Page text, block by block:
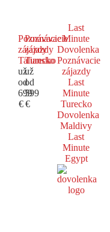
Poznávacie
zájazdy
Taliansko
už
od
699
€
Poznávacie
zájazdy
Turecko
už
od
599
€
Last
Minute
Dovolenka
Poznávacie
zájazdy
Last
Minute
Turecko
Dovolenka
Maldivy
Last
Minute
Egypt